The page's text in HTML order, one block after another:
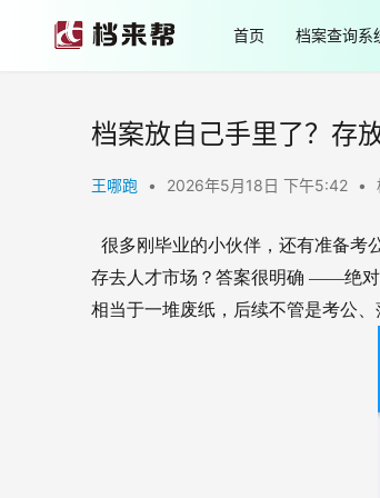
首页 档案查询系
档案放自己手里了？存放
王哪跑 • 2026年5月18日 下午5:42 •
很多刚毕业的小伙伴，还有准备考
存去人才市场？答案很明确 ——绝对
相当于一堆废纸，后续不管是考公